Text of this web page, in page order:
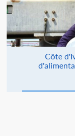
Côte